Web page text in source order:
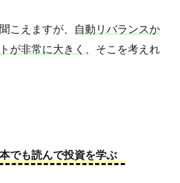
こえますが、
自動リバランスか
が非常に大きく
、そこを考えれ
でも読んで投資を学ぶ